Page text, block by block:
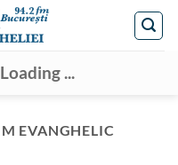
Loading ...
EVANGHELIC